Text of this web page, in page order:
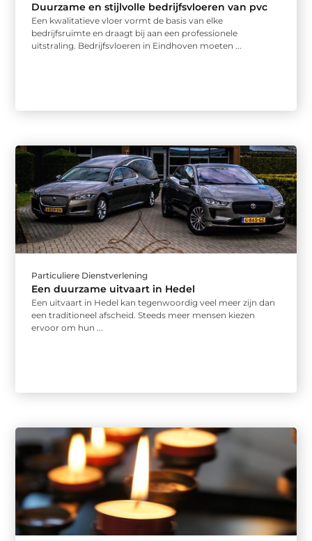
Duurzame en stijlvolle bedrijfsvloeren van pvc
Een kwalitatieve vloer vormt de basis van elke
bedrijfsruimte en draagt bij aan een professionele
uitstraling. Bedrijfsvloeren in Eindhoven moeten ...
Particuliere Dienstverlening
Een duurzame uitvaart in Hedel
Een uitvaart in Hedel kan tegenwoordig veel meer zijn dan
een traditioneel afscheid. Steeds meer mensen kiezen
ervoor om hun ...